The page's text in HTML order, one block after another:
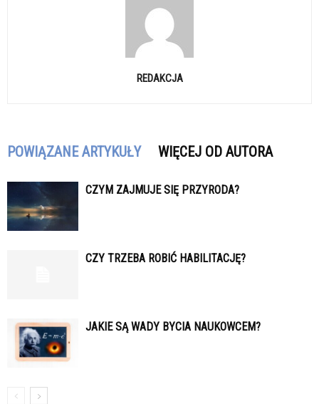
REDAKCJA
POWIĄZANE ARTYKUŁY WIĘCEJ OD AUTORA
CZYM ZAJMUJE SIĘ PRZYRODA?
CZY TRZEBA ROBIĆ HABILITACJĘ?
JAKIE SĄ WADY BYCIA NAUKOWCEM?